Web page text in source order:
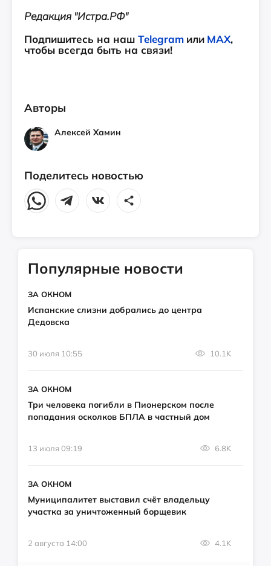
Редакция "Истра.РФ"
Подпишитесь на наш Telegram или MAX,
чтобы всегда быть на связи!
Авторы
Алексей Хамин
Поделитесь новостью
Популярные новости
ЗА ОКНОМ
Испанские слизни добрались до центра
Дедовска
30 июля 10:55 10.1K
ЗА ОКНОМ
Три человека погибли в Пионерском после
попадания осколков БПЛА в частный дом
13 июля 09:19 6.8K
ЗА ОКНОМ
Муниципалитет выставил счёт владельцу
участка за уничтоженный борщевик
2 августа 14:00 4.1K